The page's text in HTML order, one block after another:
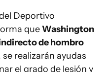
Deportivo
queWashington
de hombro
se realizarán ayudas
el grado de lesión y